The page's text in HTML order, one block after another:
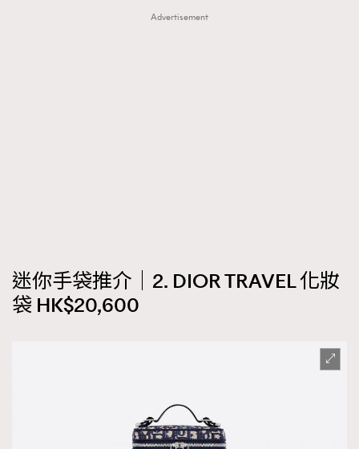
Advertisement
迷你手袋推介｜2. DIOR TRAVEL 化妝
袋 HK$20,600